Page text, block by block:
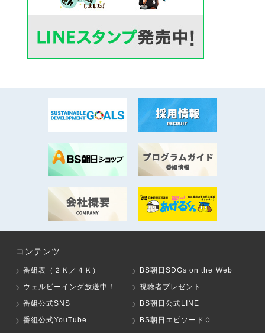
コンテンツ
番組表（２Ｋ／４Ｋ）
BS朝日SDGs on the Web
ウェルビーイング放送中！
視聴者プレゼント
番組公式SNS
BS朝日公式LINE
番組公式YouTube
BS朝日エピソード０